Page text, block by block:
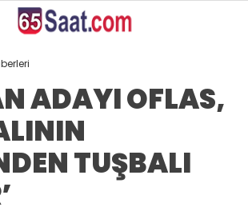
25.2
ADAYI OFLAS,
TUŞBALI